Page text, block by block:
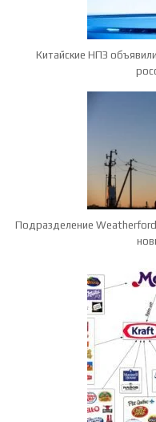
Китайские НПЗ
Подразделение